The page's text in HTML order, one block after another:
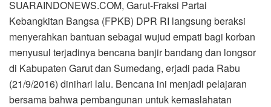
SUARAINDONEWS.COM, Garut-Fraksi Partai
Kebangkitan Bangsa (FPKB) DPR RI langsung beraksi
menyerahkan bantuan sebagai wujud empati bagi korban
menyusul terjadinya bencana banjir bandang dan longsor
di Kabupaten Garut dan Sumedang, erjadi pada Rabu
(21/9/2016) dinihari lalu. Bencana ini menjadi pelajaran
bersama bahwa pembangunan untuk kemaslahatan